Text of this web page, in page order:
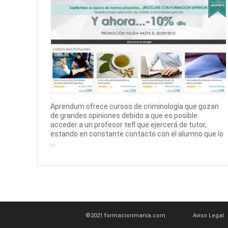
Aprendum ofrece cursos de criminología que gozan
de grandes opiniones debido a que es posible
acceder a un profesor tefl que ejercerá de tutor,
estando en constante contacto con el alumno que lo
©2021 formacionmania.com Aviso Legal